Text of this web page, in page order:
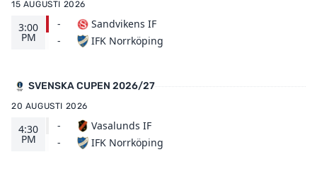
15 AUGUSTI 2026
3:00
PM
-
-
Sandvikens IF
IFK Norrköping
SVENSKA CUPEN 2026/27
20 AUGUSTI 2026
4:30
PM
-
-
Vasalunds IF
IFK Norrköping